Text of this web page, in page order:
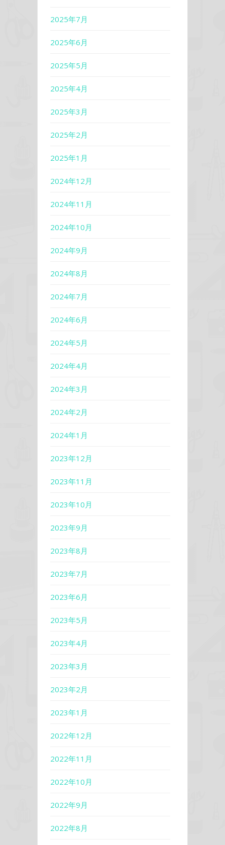
2025年7月
2025年6月
2025年5月
2025年4月
2025年3月
2025年2月
2025年1月
2024年12月
2024年11月
2024年10月
2024年9月
2024年8月
2024年7月
2024年6月
2024年5月
2024年4月
2024年3月
2024年2月
2024年1月
2023年12月
2023年11月
2023年10月
2023年9月
2023年8月
2023年7月
2023年6月
2023年5月
2023年4月
2023年3月
2023年2月
2023年1月
2022年12月
2022年11月
2022年10月
2022年9月
2022年8月